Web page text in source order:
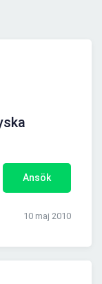
Ansök
10 maj 2010